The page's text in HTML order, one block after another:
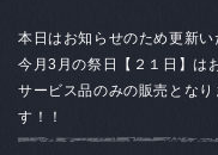
本日はお知らせのため更新い
今月3月の祭日【２１日】は
サービス品のみの販売とな
す！！